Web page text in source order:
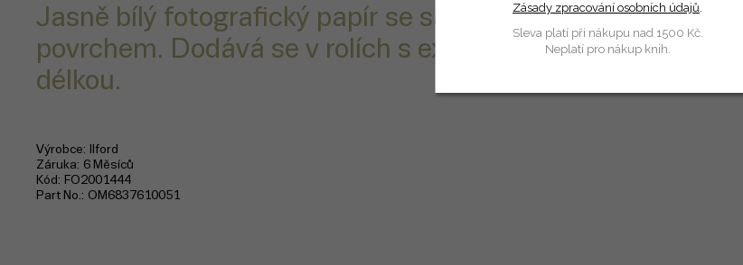
Jasně bílý fotografický papír se saténovým
povrchem. Dodává se v rolích s extrémní
délkou.
Výrobce
Ilford
Záruka 6 Měsíců
Kód
FO2001444
Part No. OM6837610051
Zásady zpracování osobních údajů.
Sleva platí při nákupu nad 1500 Kč.
Neplatí pro nákup knih.